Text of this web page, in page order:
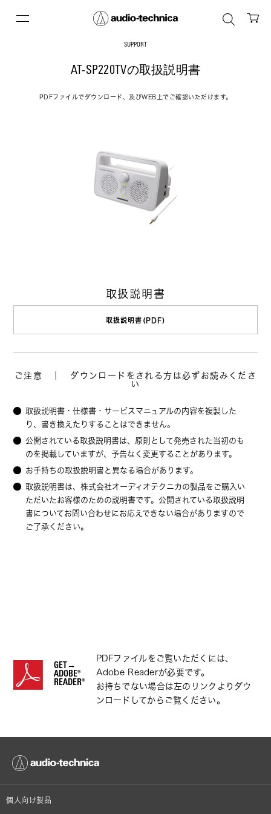
SUPPORT
AT-SP220TVの取扱説明書
PDFファイルでダウンロード、及びWEB上でご確認いただけます。
取扱説明書
取扱説明書(PDF)
ご注意 ｜ ダウンロードをされる方は必ずお読みくださ
い
取扱説明書・仕様書・サービスマニュアルの内容を複製した
り、書き換えたりすることはできません。
公開されている取扱説明書は、原則として発売された当初のも
のを掲載していますが、予告なく変更することがあります。
お手持ちの取扱説明書と異なる場合があります。
取扱説明書は、株式会社オーディオテクニカの製品をご購入い
ただいたお客様のための説明書です。公開されている取扱説明
書についてお問い合わせにお応えできない場合がありますので
ご了承ください。
GET→
ADOBE®
READER®
PDFファイルをご覧いただくには、
Adobe Readerが必要です。
お持ちでない場合は左のリンクよりダウ
ンロードしてからご覧ください。
個人向け製品